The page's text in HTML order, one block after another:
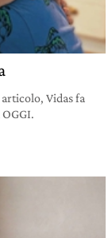
Vidas fa